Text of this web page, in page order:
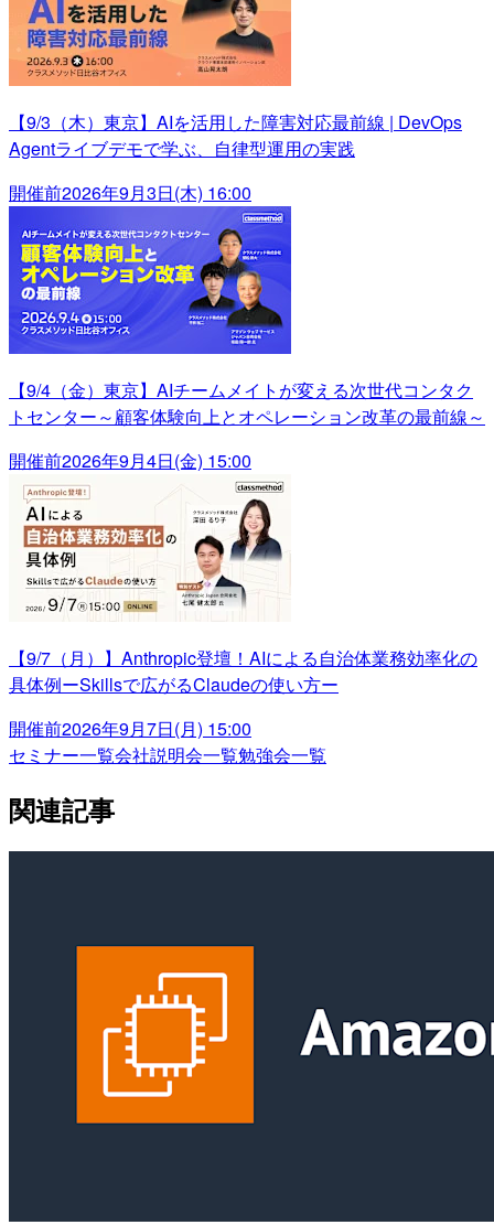
【9/3（木）東京】AIを活用した障害対応最前線 | DevOps
Agentライブデモで学ぶ、自律型運用の実践
開催前2026年9月3日(木) 16:00
【9/4（金）東京】AIチームメイトが変える次世代コンタク
トセンター～顧客体験向上とオペレーション改革の最前線～
開催前2026年9月4日(金) 15:00
【9/7（月）】Anthropic登壇！AIによる自治体業務効率化の
具体例ーSkillsで広がるClaudeの使い方ー
開催前2026年9月7日(月) 15:00
セミナー一覧会社説明会一覧勉強会一覧
関連記事